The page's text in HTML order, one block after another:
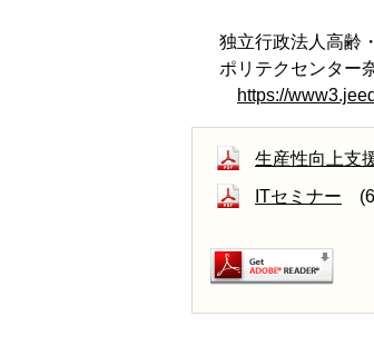
独立行政法人高齢
ポリテクセンター
https://
生産性向上支
ITセミナー